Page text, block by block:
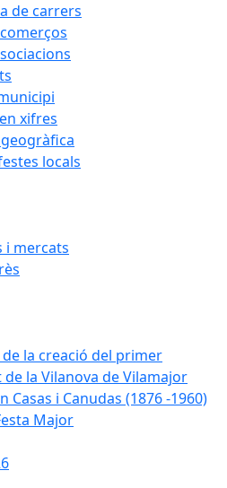
de carrers
xifres
locals
i mercats
la creació del primer
la Vilanova de Vilamajor
Casas i Canudas (1876 -1960)
Major